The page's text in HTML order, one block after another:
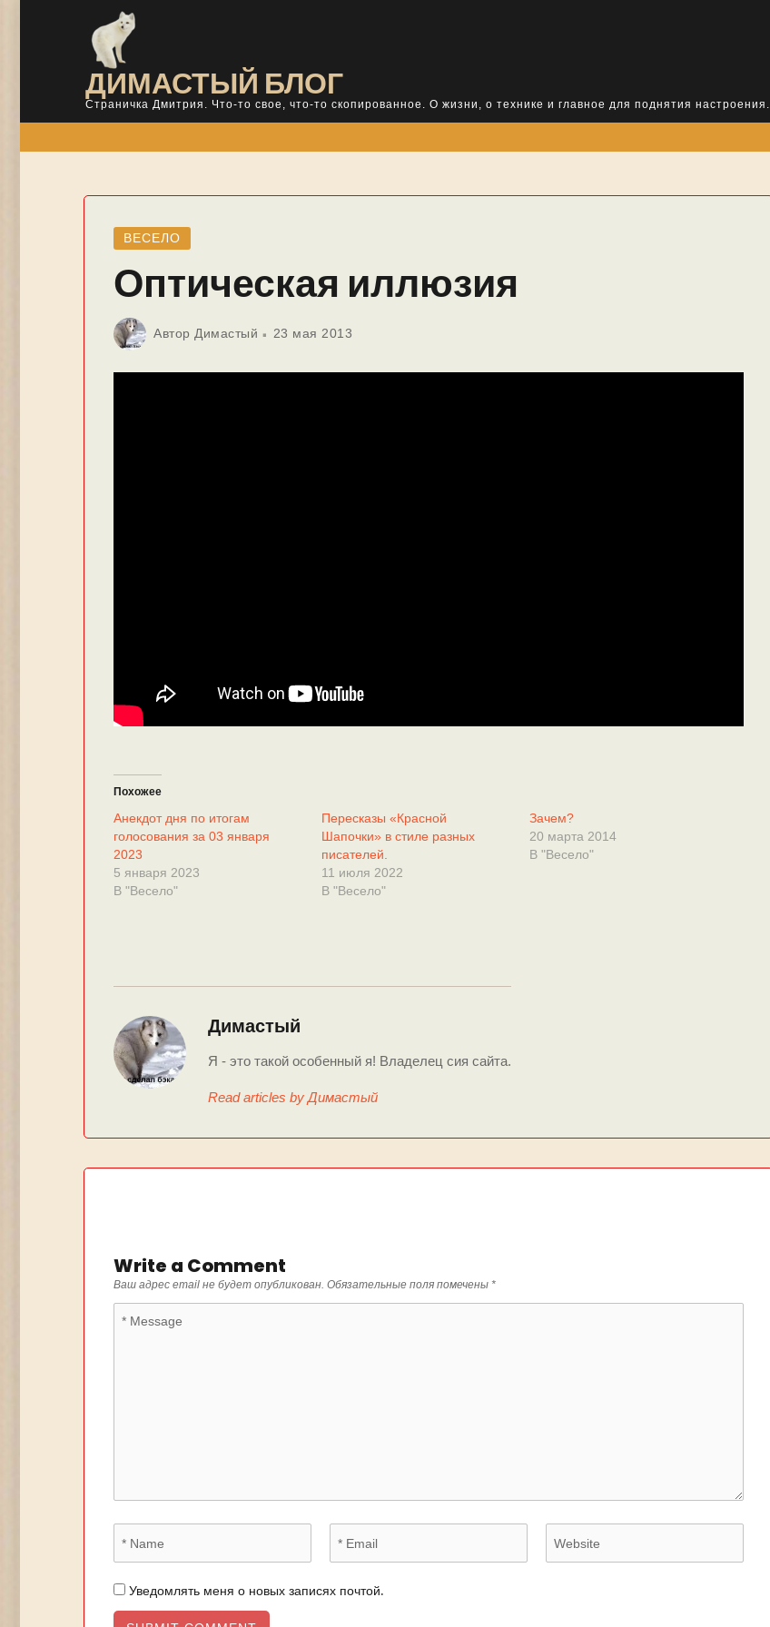
ДИМАСТЫЙ БЛОГ
Страничка Дмитрия. Что-то свое, что-то скопированное. О жизни, о технике и главное для поднятия настроения.
ВЕСЕЛО
Оптическая иллюзия
Автор Димастый 23 мая 2013
Похожее
Анекдот дня по итогам
голосования за 03 января
2023
5 января 2023
В "Весело"
Пересказы «Красной
Шапочки» в стиле разных
писателей.
11 июля 2022
В "Весело"
Зачем?
20 марта 2014
В "Весело"
Димастый
Я - это такой особенный я! Владелец сия сайта.
Read articles by Димастый
Write a Comment
Ваш адрес email не будет опубликован. Обязательные поля помечены *
Уведомлять меня о новых записях почтой.